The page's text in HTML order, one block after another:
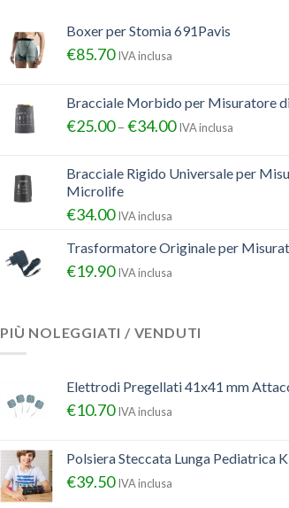
Boxer per Stomia 691Pavis
€85.70 IVA inclusa
Bracciale Morbido per Misuratore
€25.00– €34.00 IVA inclusa
Bracciale Rigido Universale per
Microlife
€34.00 IVA inclusa
Trasformatore Originale per
€19.90 IVA inclusa
PIÙ NOLEGGIATI / VENDUTI
Elettrodi Pregellati 41x41 mm
€10.70 IVA inclusa
Polsiera Steccata Lunga Pediatrica
€39.50 IVA inclusa